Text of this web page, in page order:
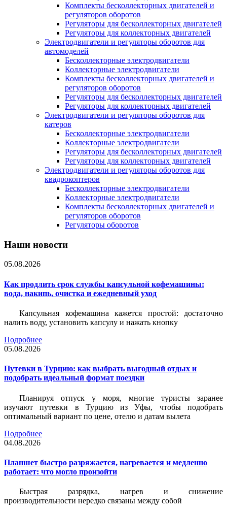
Комплекты бесколлекторных двигателей и
регуляторов оборотов
Регуляторы для бесколлекторных двигателей
Регуляторы для коллекторных двигателей
Электродвигатели и регуляторы оборотов для
автомоделей
Бесколлекторные электродвигатели
Коллекторные электродвигатели
Комплекты бесколлекторных двигателей и
регуляторов оборотов
Регуляторы для бесколлекторных двигателей
Регуляторы для коллекторных двигателей
Электродвигатели и регуляторы оборотов для
катеров
Бесколлекторные электродвигатели
Коллекторные электродвигатели
Регуляторы для бесколлекторных двигателей
Регуляторы для коллекторных двигателей
Электродвигатели и регуляторы оборотов для
квадрокоптеров
Бесколлекторные электродвигатели
Коллекторные электродвигатели
Комплекты бесколлекторных двигателей и
регуляторов оборотов
Регуляторы оборотов
Наши новости
05.08.2026
Как продлить срок службы капсульной кофемашины:
вода, накипь, очистка и ежедневный уход
Капсульная кофемашина кажется простой: достаточно
налить воду, установить капсулу и нажать кнопку
Подробнее
05.08.2026
Путевки в Турцию: как выбрать выгодный отдых и
подобрать идеальный формат поездки
Планируя отпуск у моря, многие туристы заранее
изучают путевки в Турцию из Уфы, чтобы подобрать
оптимальный вариант по цене, отелю и датам вылета
Подробнее
04.08.2026
Планшет быстро разряжается, нагревается и медленно
работает: что могло произойти
Быстрая разрядка, нагрев и снижение
производительности нередко связаны между собой